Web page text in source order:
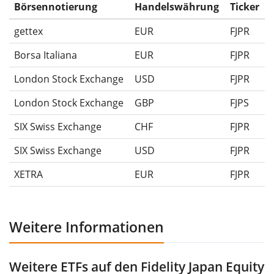
Ausschüttungen (falls vorhanden).
Börsennotierung Handelswährung
Ticker
gettex
EUR
FJPR
Borsa Italiana
EUR
FJPR
London Stock Exchange
USD
FJPR
London Stock Exchange
GBP
FJPS
SIX Swiss Exchange
CHF
FJPR
SIX Swiss Exchange
USD
FJPR
XETRA
EUR FJPR
Weitere Informationen
Weitere ETFs auf den Fidelity Japan Equity